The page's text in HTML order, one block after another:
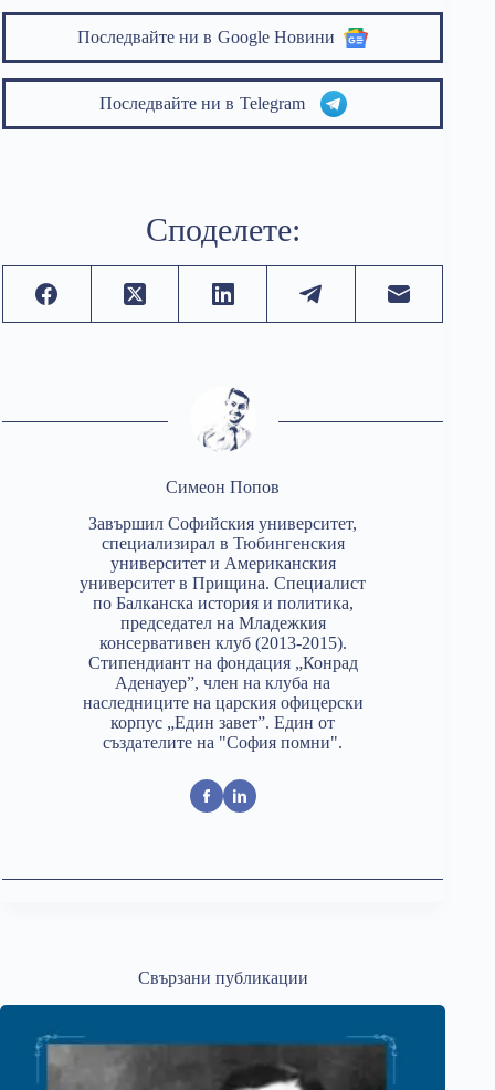
Последвайте ни в Google Новини
Последвайте ни в Telegram
Споделете:
Симеон Попов
Завършил Софийския университет,
специализирал в Тюбингенския
университет и Американския
университет в Прищина. Специалист
по Балканска история и политика,
председател на Младежкия
консервативен клуб (2013-2015).
Стипендиант на фондация „Конрад
Аденауер”, член на клуба на
наследниците на царския офицерски
корпус „Един завет”. Един от
създателите на "София помни".
Свързани публикации